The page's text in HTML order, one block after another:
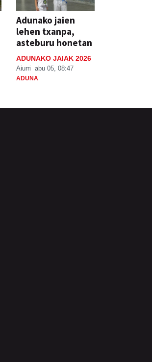
Adunako jaien
lehen txanpa,
asteburu honetan
ADUNAKO JAIAK 2026
Aiurri abu 05, 08:47
ADUNA